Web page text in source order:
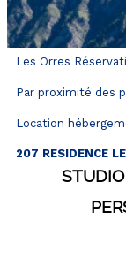
A
Les Orres
Par proximité des
Location
207 RESIDENCE
STUDIO